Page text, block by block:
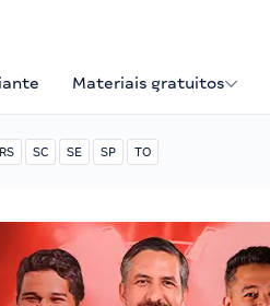
Materiais gratuitos
RS SC SE SP TO